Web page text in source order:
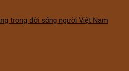
trong đời sống người Việt Nam